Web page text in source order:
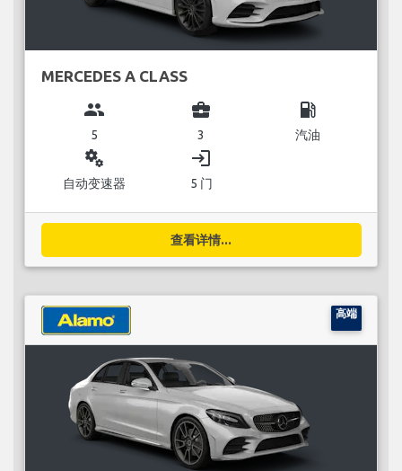
MERCEDES A CLASS
group
5
business_center
3
local_gas_station
汽油
miscellaneous_services
自动变速器
login
5 门
查看详情...
高端